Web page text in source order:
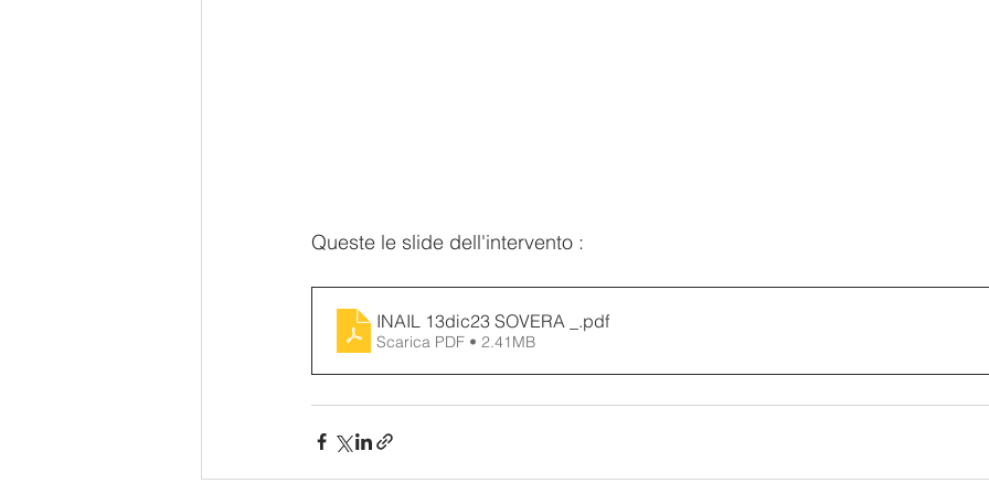
Queste le slide dell'intervento :
INAIL 13dic23 SOVERA _ .pdf
Scarica PDF • 2.41MB